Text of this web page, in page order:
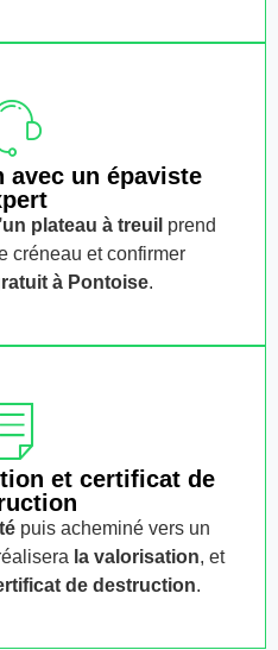
avec un épaviste
plateau à treuil prend
créneau et confirmer
à Pontoise.
et certificat de
puis acheminé vers un
la valorisation, et
de destruction.